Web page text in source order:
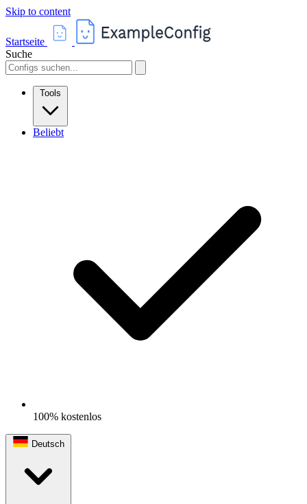
Skip to content
Startseite
Suche
Tools
Beliebt
100% kostenlos
Deutsch